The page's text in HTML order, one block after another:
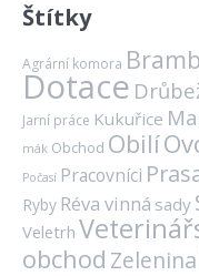
Štítky
Agrární komora
Dotace
Jarní práce Kukuřice
mák Obchod Obilí
Počasí Pracovníci
Ryby Réva vinná sady
Veletrh
obchod Zelenina